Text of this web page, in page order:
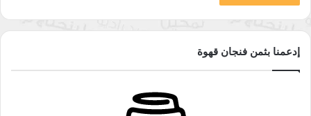
إدعمنا بثمن فنجان قهوة